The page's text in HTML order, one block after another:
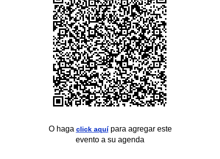
O haga click aquípara agregar este
evento a su agenda